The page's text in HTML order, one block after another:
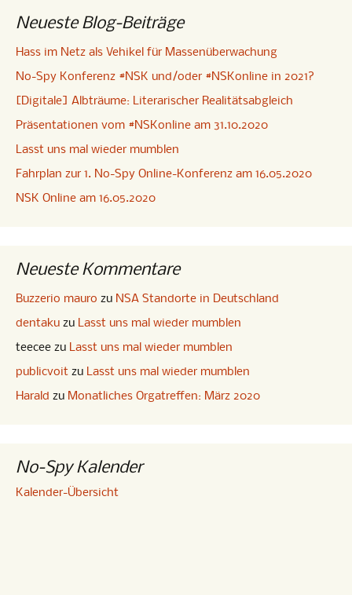
Neueste Blog-Beiträge
Hass im Netz als Vehikel für Massenüberwachung
No-Spy Konferenz #NSK und/oder #NSKonline in 2021?
[Digitale] Albträume: Literarischer Realitätsabgleich
Präsentationen vom #NSKonline am 31.10.2020
Lasst uns mal wieder mumblen
Fahrplan zur 1. No-Spy Online-Konferenz am 16.05.2020
NSK Online am 16.05.2020
Neueste Kommentare
Buzzerio mauro zu NSA Standorte in Deutschland
dentaku zu Lasst uns mal wieder mumblen
teecee zu Lasst uns mal wieder mumblen
publicvoit zu Lasst uns mal wieder mumblen
Harald zu Monatliches Orgatreffen: März 2020
No-Spy Kalender
Kalender-Übersicht